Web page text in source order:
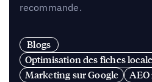
recommande.
Blogs
Optimisation des fiches
Marketing sur Google